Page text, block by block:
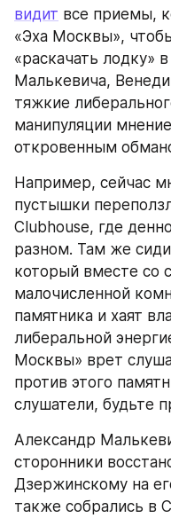
видит все приемы,
«Эха Москвы»,
«раскачать лодку»
Малькевича,
тяжкие
манипуляции
откровенным
Например, сейчас
пустышки
Clubhouse, где
разном. Там же
который вместе со
малочисленной
памятника и хаят
либеральной
Москвы» врет
против этого
слушатели, будьте
Александр
сторонники
Дзержинскому на
также собрались в